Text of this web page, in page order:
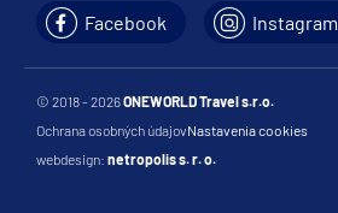
Facebook Instagram
© 2018 - 2026ONEWORLD Travel s.r.o.
Ochrana osobných údajovNastavenia cookies
webdesign: netropolis s. r. o.